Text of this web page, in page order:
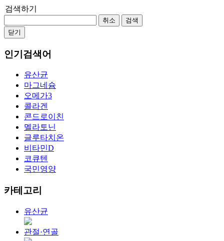
검색하기
취소
검색
닫기
인기검색어
유산균
마그네슘
오메가3
콜라겐
콘드로이친
멜라토닌
글루타치온
비타민D
코큐텐
국민영양
카테고리
유산균
관절·연골